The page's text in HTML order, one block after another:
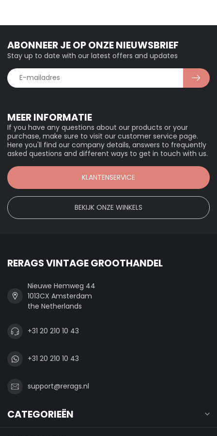
MEER INFORMATIE
If you have any questions about our products or your
purchase, make sure to visit our customer service page.
Here you'll find our company details, answers to frequently
asked questions and different ways to get in touch with us.
KLANTENSERVICE
BEKIJK ONZE WINKELS
ABONNEER JE OP ONZE NIEUWSBRIEF
Stay up to date with our latest offers and updates
RERAGS VINTAGE GROOTHANDEL
Nieuwe Hemweg 44
1013CX Amsterdam
the Netherlands
+31 20 210 10 43
+31 20 210 10 43
support@rerags.nl
CATEGORIEËN